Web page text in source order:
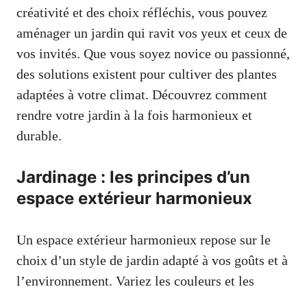
créativité et des choix réfléchis, vous pouvez
aménager un jardin qui ravit vos yeux et ceux de
vos invités. Que vous soyez novice ou passionné,
des solutions existent pour cultiver des plantes
adaptées à votre climat. Découvrez comment
rendre votre jardin à la fois harmonieux et
durable.
Jardinage : les principes d’un
espace extérieur harmonieux
Un espace extérieur harmonieux repose sur le
choix d’un style de jardin adapté à vos goûts et à
l’environnement. Variez les couleurs et les